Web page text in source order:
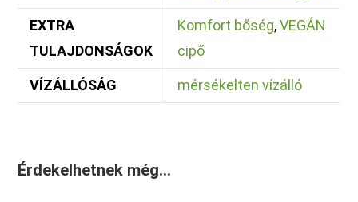
EXTRA
TULAJDONSÁGOK
Komfort bőség,VEGÁN
cipő
VÍZÁLLÓSÁG mérsékelten vízálló
Érdekelhetnek még…